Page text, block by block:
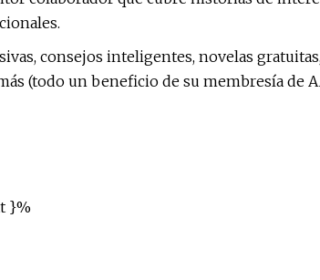
consejos inteligentes, novelas
(todo un beneficio de su membresía de
}%